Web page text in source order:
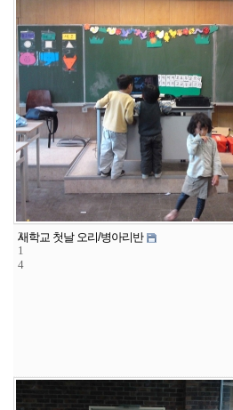
3
1
4
새학교 첫날 오리/병아리반